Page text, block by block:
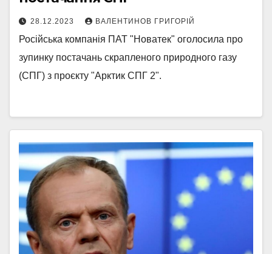
28.12.2023 ВАЛЕНТИНОВ ГРИГОРІЙ
Російська компанія ПАТ "Новатек" оголосила про
зупинку постачань скрапленого природного газу
(СПГ) з проєкту "Арктик СПГ 2".